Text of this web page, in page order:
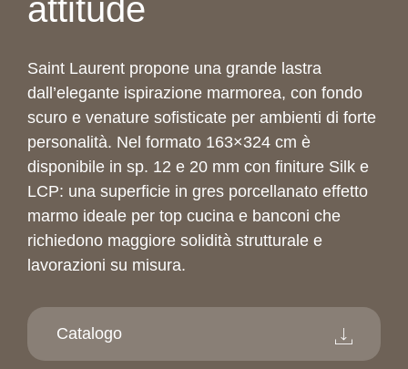
attitude
Saint Laurent propone una grande lastra
dall’elegante ispirazione marmorea, con fondo
scuro e venature sofisticate per ambienti di forte
personalità. Nel formato 163×324 cm è
disponibile in sp. 12 e 20 mm con finiture Silk e
LCP: una superficie in gres porcellanato effetto
marmo ideale per top cucina e banconi che
richiedono maggiore solidità strutturale e
lavorazioni su misura.
Catalogo